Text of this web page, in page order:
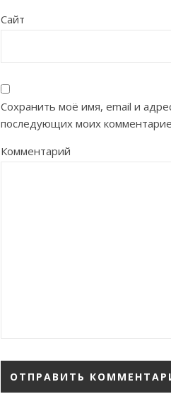
Сайт
Сохранить моё имя, email и
последующих моих
Комментарий